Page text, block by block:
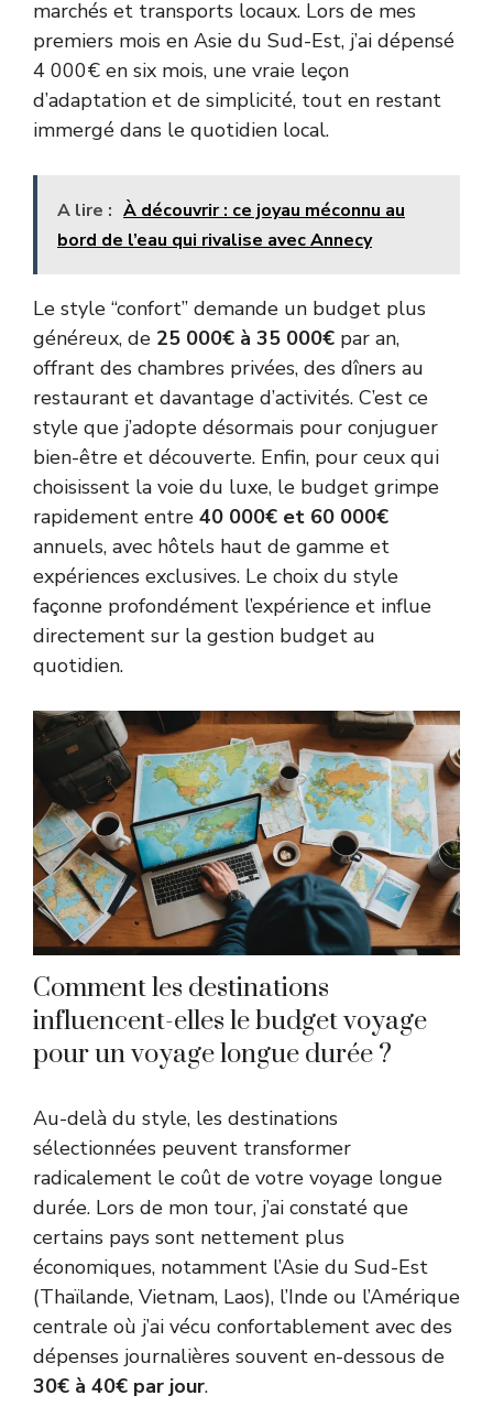
marchés et transports locaux. Lors de mes
premiers mois en Asie du Sud-Est, j’ai dépensé
4 000€ en six mois, une vraie leçon
d’adaptation et de simplicité, tout en restant
immergé dans le quotidien local.
A lire : À découvrir : ce joyau méconnu au
bord de l’eau qui rivalise avec Annecy
Le style “confort” demande un budget plus
généreux, de 25 000€ à 35 000€ par an,
offrant des chambres privées, des dîners au
restaurant et davantage d’activités. C’est ce
style que j’adopte désormais pour conjuguer
bien-être et découverte. Enfin, pour ceux qui
choisissent la voie du luxe, le budget grimpe
rapidement entre 40 000€ et 60 000€
annuels, avec hôtels haut de gamme et
expériences exclusives. Le choix du style
façonne profondément l’expérience et influe
directement sur la gestion budget au
quotidien.
Comment les destinations
influencent-elles le budget voyage
pour un voyage longue durée ?
Au-delà du style, les destinations
sélectionnées peuvent transformer
radicalement le coût de votre voyage longue
durée. Lors de mon tour, j’ai constaté que
certains pays sont nettement plus
économiques, notamment l’Asie du Sud-Est
(Thaïlande, Vietnam, Laos), l’Inde ou l’Amérique
centrale où j’ai vécu confortablement avec des
dépenses journalières souvent en-dessous de
30€ à 40€ par jour.